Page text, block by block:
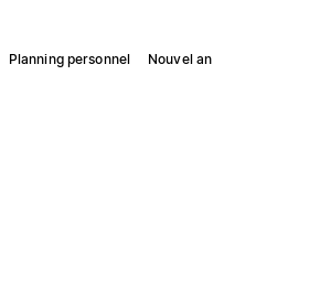
Planning personnel Nouvel an